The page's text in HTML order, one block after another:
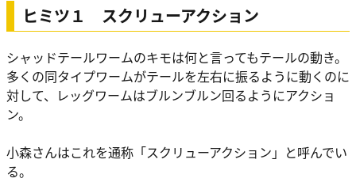
ヒミツ１ スクリューアクション
シャッドテールワームのキモは何と言ってもテールの動き。
多くの同タイプワームがテールを左右に振るように動くのに
対して、レッグワームはブルンブルン回るようにアクショ
ン。
小森さんはこれを通称「スクリューアクション」と呼んでい
る。